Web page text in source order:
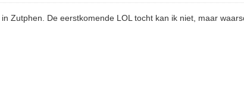
Zutphen. De eerstkomende LOL tocht kan ik niet, maar